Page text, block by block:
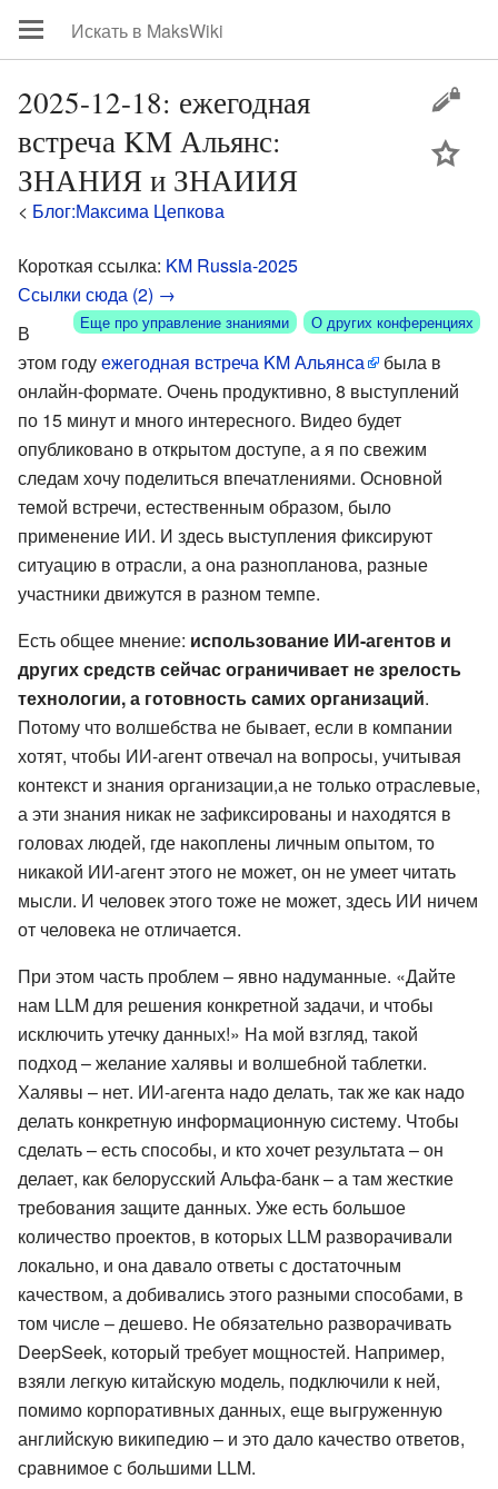
2025-12-18: ежегодная
встреча KM Альянс:
ЗНАНИЯ и ЗНАИИЯ
< Блог:Максима Цепкова
Короткая ссылка: KM Russia-2025
Ссылки сюда (2) →
О других конференциях
Еще про управление знаниями
В
этом годуежегодная встреча KM Альянса
была в
онлайн-формате. Очень продуктивно, 8 выступлений
по 15 минут и много интересного. Видео будет
опубликовано в открытом доступе, а я по свежим
следам хочу поделиться впечатлениями. Основной
темой встречи, естественным образом, было
применение ИИ. И здесь выступления фиксируют
ситуацию в отрасли, а она разнопланова, разные
участники движутся в разном темпе.
Есть общее мнение: использование ИИ-агентов и
других средств сейчас ограничивает не зрелость
технологии, а готовность самих организаций.
Потому что волшебства не бывает, если в компании
хотят, чтобы ИИ-агент отвечал на вопросы, учитывая
контекст и знания организации,а не только отраслевые,
а эти знания никак не зафиксированы и находятся в
головах людей, где накоплены личным опытом, то
никакой ИИ-агент этого не может, он не умеет читать
мысли. И человек этого тоже не может, здесь ИИ ничем
от человека не отличается.
При этом часть проблем – явно надуманные. «Дайте
нам LLM для решения конкретной задачи, и чтобы
исключить утечку данных!» На мой взгляд, такой
подход – желание халявы и волшебной таблетки.
Халявы – нет. ИИ-агента надо делать, так же как надо
делать конкретную информационную систему. Чтобы
сделать – есть способы, и кто хочет результата – он
делает, как белорусский Альфа-банк – а там жесткие
требования защите данных. Уже есть большое
количество проектов, в которых LLM разворачивали
локально, и она давало ответы с достаточным
качеством, а добивались этого разными способами, в
том числе – дешево. Не обязательно разворачивать
DeepSeek, который требует мощностей. Например,
взяли легкую китайскую модель, подключили к ней,
помимо корпоративных данных, еще выгруженную
английскую википедию – и это дало качество ответов,
сравнимое с большими LLM.